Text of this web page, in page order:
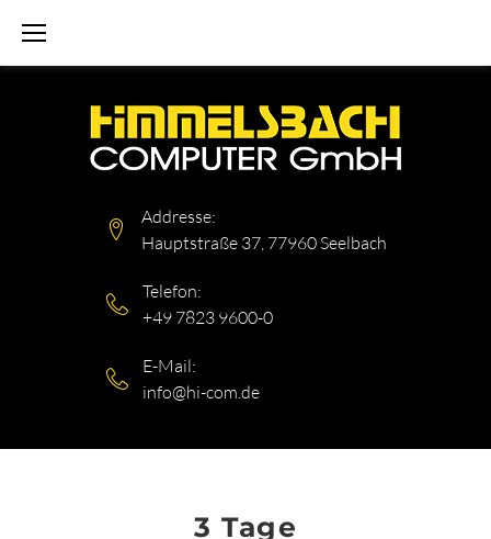
Addresse:
Hauptstraße 37, 77960 Seelbach
Telefon:
+49 7823 9600-0
E-Mail:
info@hi-com.de
3 Tage